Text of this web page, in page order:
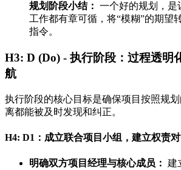
规划阶段小结： 一个好的规划，是
工作都有章可循，将“模糊”的期望
指令。
H3: D (Do) - 执行阶段：过程透明
航
执行阶段的核心目标是确保项目按照规
离都能被及时发现和纠正。
H4: D1：成立联合项目小组，建立权责
明确双方项目经理与核心成员： 建